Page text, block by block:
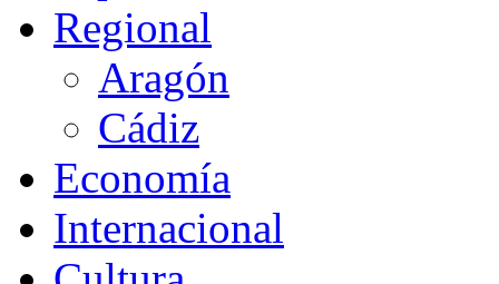
Regional
Aragón
Cádiz
Economía
Internacional